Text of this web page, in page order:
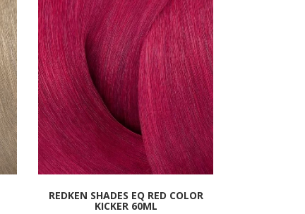
REDKEN SHADES EQ RED COLOR
KICKER 60ML